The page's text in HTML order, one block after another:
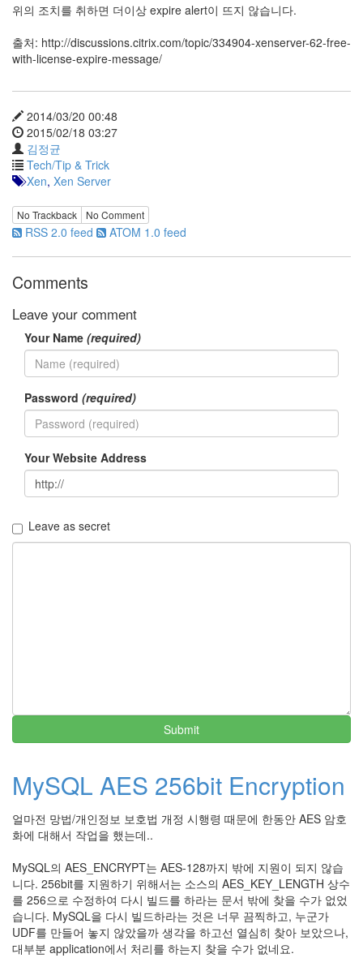
위의 조치를 취하면 더이상 expire alert이 뜨지 않습니다.
출처: http://discussions.citrix.com/topic/334904-xenserver-62-free-
with-license-expire-message/
2014/03/20 00:48
2015/02/18 03:27
김정균
Tech/Tip & Trick
Xen, Xen Server
No Trackback No Comment
RSS 2.0 feed ATOM 1.0 feed
Comments
Leave your comment
Your Name (required)
Password (required)
Your Website Address
Leave as secret
Submit
MySQL AES 256bit Encryption
얼마전 망법/개인정보 보호법 개정 시행령 때문에 한동안 AES 암호
화에 대해서 작업을 했는데..
MySQL의 AES_ENCRYPT는 AES-128까지 밖에 지원이 되지 않습
니다. 256bit를 지원하기 위해서는 소스의 AES_KEY_LENGTH 상수
를 256으로 수정하여 다시 빌드를 하라는 문서 밖에 찾을 수가 없었
습니다. MySQL을 다시 빌드하라는 것은 너무 끔찍하고, 누군가
UDF를 만들어 놓지 않았을까 생각을 하고선 열심히 찾아 보았으나,
대부분 application에서 처리를 하는지 찾을 수가 없네요.